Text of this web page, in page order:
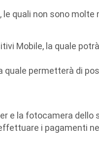
quali non sono molte
Mobile, la quale
quale permetterà di
e la fotocamera dello
i pagamenti